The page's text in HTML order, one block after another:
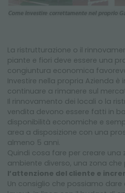
La ristrutturazione o il
piante e fiori deve essere una
congiuntura economica
Investire nella propria Azienda è
continuare a rimanere sul
Il rinnovamento dei locali o la
vendita devono essere fatti in
disponibilità economiche e
area a disposizione con una
almeno 5 anni.
Quindi cosa fare per creare una
ambiente diverso, una zona
l’attenzione del cliente e
Un consiglio che possiamo dare